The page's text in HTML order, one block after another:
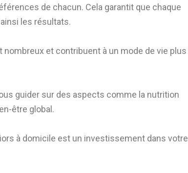
de chacun. Cela garantit que chaque
les résultats.
et contribuent à un mode de vie plus
guider sur des aspects comme la nutrition
être global.
à domicile est un investissement dans votre